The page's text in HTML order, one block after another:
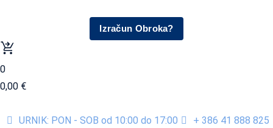
Izračun Obroka?
0
0,00 €
URNIK: PON - SOB od 10:00 do 17:00
+ 386 41 888 825